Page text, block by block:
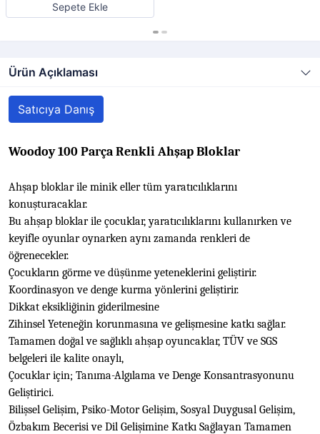
Sepete Ekle
Ürün Açıklaması
Satıcıya Danış
Woodoy 100 Parça Renkli Ahşap Bloklar
Ahşap bloklar ile minik eller tüm yaratıcılıklarını
konuşturacaklar.
Bu ahşap bloklar ile çocuklar, yaratıcılıklarını kullanırken ve
keyifle oyunlar oynarken aynı zamanda renkleri de
öğrenecekler.
Çocukların görme ve düşünme yeteneklerini geliştirir.
Koordinasyon ve denge kurma yönlerini geliştirir.
Dikkat eksikliğinin giderilmesine
Zihinsel Yeteneğin korunmasına ve gelişmesine katkı sağlar.
Tamamen doğal ve sağlıklı ahşap oyuncaklar, TÜV ve SGS
belgeleri ile kalite onaylı,
Çocuklar için; Tanıma-Algılama ve Denge Konsantrasyonunu
Geliştirici.
Bilişsel Gelişim, Psiko-Motor Gelişim, Sosyal Duygusal Gelişim,
Özbakım Becerisi ve Dil Gelişimine Katkı Sağlayan Tamamen